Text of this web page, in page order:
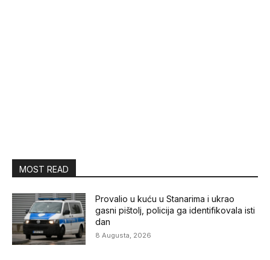
MOST READ
Provalio u kuću u Stanarima i ukrao
gasni pištolj, policija ga identifikovala isti
dan
8 Augusta, 2026